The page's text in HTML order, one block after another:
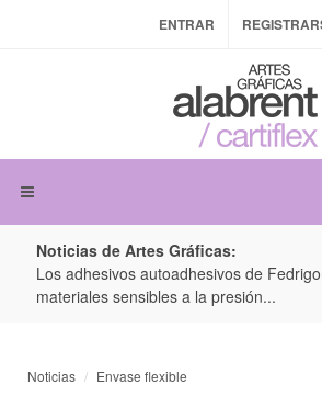
ENTRAR
Noticias de Artes Gráficas:
Los adhesivos autoadhesivos de
materiales sensibles a la presión...
Noticias Envase flexible